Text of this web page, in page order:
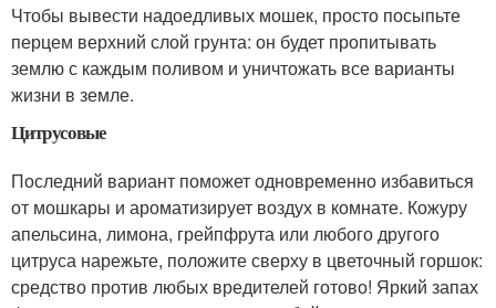
Чтобы вывести надоедливых мошек, просто посыпьте
перцем верхний слой грунта: он будет пропитывать
землю с каждым поливом и уничтожать все варианты
жизни в земле.
Цитрусовые
Последний вариант поможет одновременно избавиться
от мошкары и ароматизирует воздух в комнате. Кожуру
апельсина, лимона, грейпфрута или любого другого
цитруса нарежьте, положите сверху в цветочный горшок:
средство против любых вредителей готово! Яркий запах